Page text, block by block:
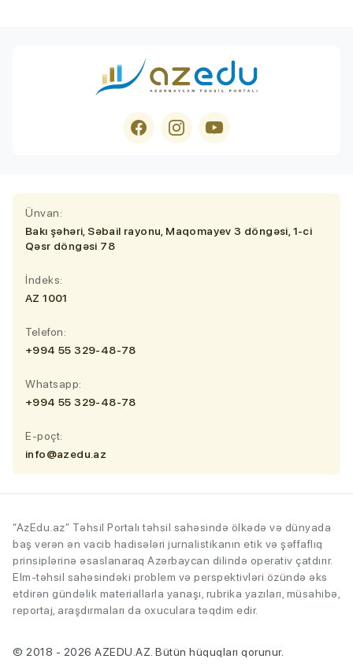
Ünvan:
Bakı şəhəri, Səbail rayonu, Maqomayev 3 döngəsi, 1-ci
Qəsr döngəsi 78
İndeks:
AZ 1001
Telefon:
+994 55 329-48-78
Whatsapp:
+994 55 329-48-78
E-poçt:
info@azedu.az
“AzEdu.az” Təhsil Portalı təhsil sahəsində ölkədə və dünyada
baş verən ən vacib hadisələri jurnalistikanın etik və şəffaflıq
prinsiplərinə əsaslanaraq Azərbaycan dilində operativ çatdırır.
Elm-təhsil sahəsindəki problem və perspektivləri özündə əks
etdirən gündəlik materiallarla yanaşı, rubrika yazıları, müsahibə,
reportaj, araşdırmaları da oxuculara təqdim edir.
© 2018 - 2026 AZEDU.AZ. Bütün hüquqları qorunur.